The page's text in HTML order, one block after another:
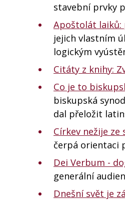
stavební prvky
Apoštolát laiků:
jejich vlastním
logickým
Citáty z knihy:
Co je to
biskupská
dal přeložit
Církev nežije ze
čerpá orientaci
Dei Verbum -
generální
Dnešní svět je